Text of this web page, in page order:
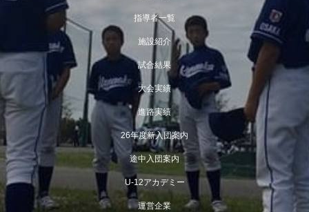
指導者一覧
施設紹介
試合結果
大会実績
進路実績
26年度新入団案内
途中入団案内
U-12アカデミー
運営企業